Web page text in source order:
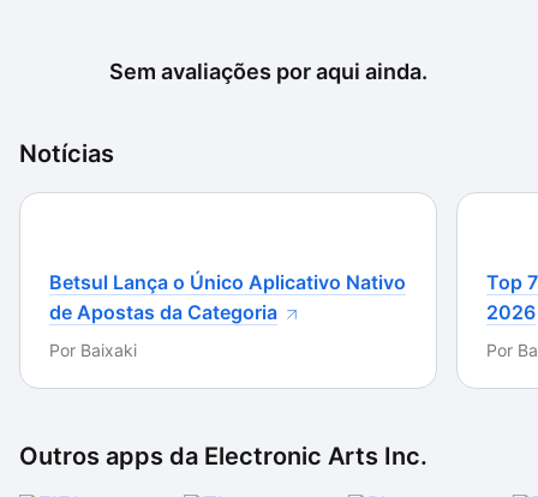
Sem avaliações por aqui ainda.
Notícias
Betsul Lança o Único Aplicativo Nativo
de Apostas da Categoria
Por Baixaki
Top
2026
Por
Outros apps da Electronic Arts Inc.